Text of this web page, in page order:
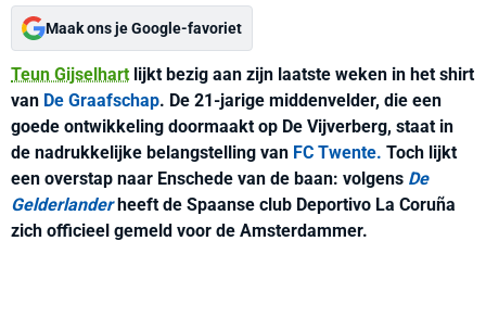
Maak ons je Google-favoriet
Teun Gijselhartlijkt bezig aan zijn laatste weken in het shirt
van De Graafschap. De 21-jarige middenvelder, die een
goede ontwikkeling doormaakt op De Vijverberg, staat in
de nadrukkelijke belangstelling van FC Twente. Toch lijkt
een overstap naar Enschede van de baan: volgens De
Gelderlanderheeft de Spaanse club Deportivo La Coruña
zich officieel gemeld voor de Amsterdammer.